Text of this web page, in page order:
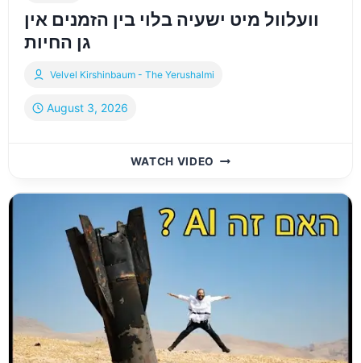
וועלוול מיט ישעיה בלוי בין הזמנים אין
גן החיות
Velvel Kirshinbaum - The Yerushalmi
August 3, 2026
WATCH VIDEO וועלוול
ישעיה
בלוי
בין
החיות